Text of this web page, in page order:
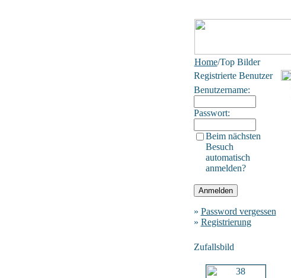
Home/Top Bilder
Registrierte Benutzer
Benutzername:
Passwort:
Beim nächsten
Besuch
automatisch
anmelden?
» Password vergessen
» Registrierung
Zufallsbild